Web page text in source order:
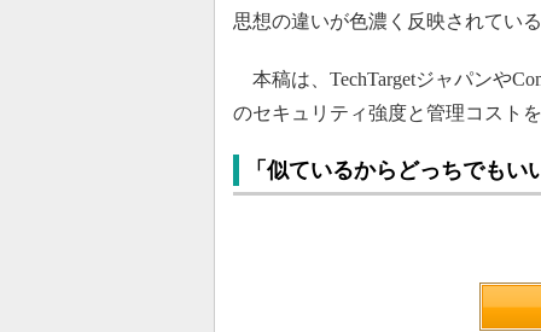
思想の違いが色濃く反映されてい
本稿は、TechTargetジャパンや
のセキュリティ強度と管理コスト
「似ているからどっちでも